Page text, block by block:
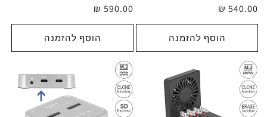
מחיר
רגיל
540.00 ₪
הוסף להזמנה
מחיר
רגיל
590.00 ₪
הוסף להזמנה